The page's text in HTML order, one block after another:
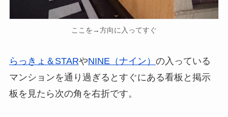
ここを→方向に入ってすぐ
らっきょ＆STARやNINE（ナイン） の入っている
マンションを通り過ぎるとすぐにある看板と掲示
板を見たら次の角を右折です。